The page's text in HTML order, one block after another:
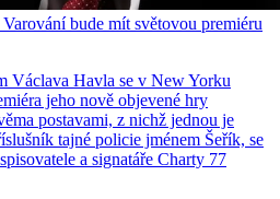
bude mít světovou premiéru
Václava Havla se v New Yorku
jeho nově objevené hry
postavami, z nichž jednou je
tajné policie jménem Šeřík, se
a signatáře Charty 77